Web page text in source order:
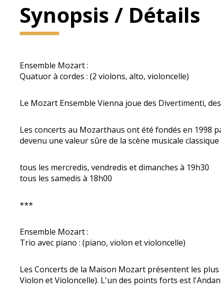
Synopsis / Détails
Ensemble Mozart :
Quatuor à cordes : (2 violons, alto, violoncelle)
Le Mozart Ensemble Vienna joue des Divertimenti,
Les concerts au Mozarthaus ont été fondés en 1998
devenu une valeur sûre de la scène musicale
tous les mercredis, vendredis et dimanches à 19h30
tous les samedis à 18h00
***
Ensemble Mozart :
Trio avec piano : (piano, violon et violoncelle)
Les Concerts de la Maison Mozart présentent les
Violon et Violoncelle). L'un des points forts est